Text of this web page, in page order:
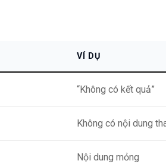
VÍ DỤ
“Không có kết quả”
Không có nội dung
Nội dung mỏng